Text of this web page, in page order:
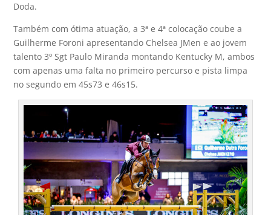
Doda.
Também com ótima atuação, a 3ª e 4ª colocação coube a
Guilherme Foroni apresentando Chelsea JMen e ao jovem
talento 3º Sgt Paulo Miranda montando Kentucky M, ambos
com apenas uma falta no primeiro percurso e pista limpa
no segundo em 45s73 e 46s15.